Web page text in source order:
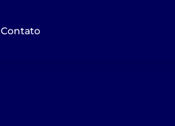
Contato